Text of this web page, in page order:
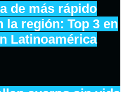
de más rápido
la región: Top 3 en
Latinoamérica